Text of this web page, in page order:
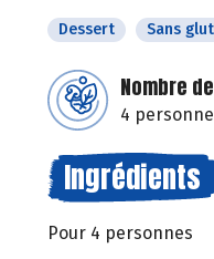
Dessert Sans
Nombre
4
Ingrédients
Pour 4 personnes